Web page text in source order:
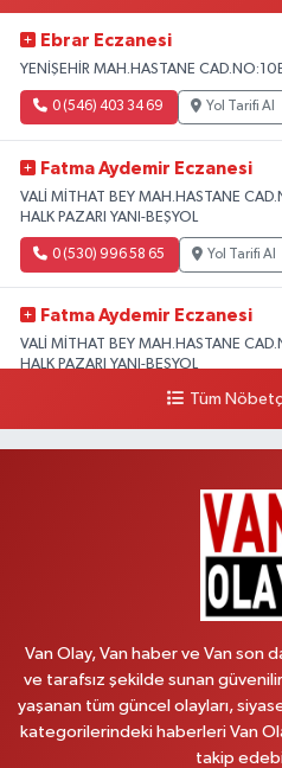
Ebrar Eczanesi
YENİŞEHİR MAH.HASTANE
0 (546) 403 34 69 Yol Tarifi Al
Fatma Aydemir Eczanesi
VALİ MİTHAT BEY MAH.HASTANE
HALK PAZARI YANI-BEŞYOL
0 (530) 996 58 65 Yol Tarifi Al
Fatma Aydemir Eczanesi
VALİ MİTHAT BEY MAH.HASTANE
HALK PAZARI YANI-BEŞYOL
Yol Tarifi Al
CUMHURİYET MAH.ZÜBEYDE HANIM
Yol Tarifi Al
Hekimoğlu Eczanesi
0 (541) 147 65 65 Yol Tarifi Al
Koç Eczanesi
Tüm
Van Olay, Van haber ve Van son
ve tarafsız şekilde sunan
yaşanan tüm güncel olayları,
kategorilerindeki haberleri Van
takip